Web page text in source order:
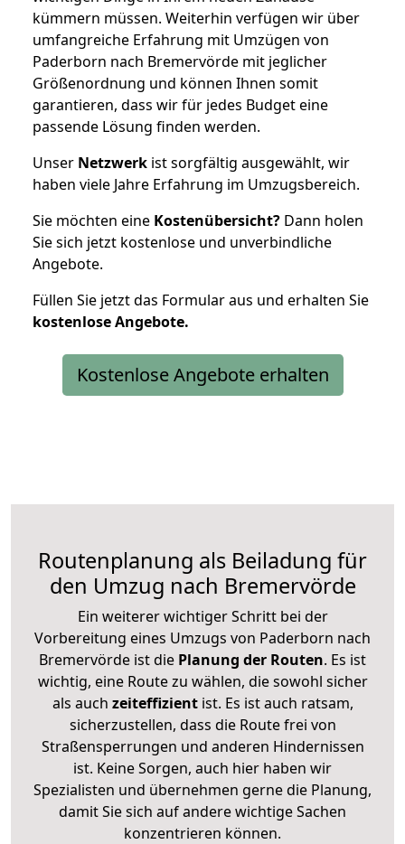
kümmern müssen. Weiterhin verfügen wir über
umfangreiche Erfahrung mit Umzügen von
Paderborn nach Bremervörde mit jeglicher
Größenordnung und können Ihnen somit
garantieren, dass wir für jedes Budget eine
passende Lösung finden werden.
Unser Netzwerk ist sorgfältig ausgewählt, wir
haben viele Jahre Erfahrung im Umzugsbereich.
Sie möchten eine Kostenübersicht? Dann holen
Sie sich jetzt kostenlose und unverbindliche
Angebote.
Füllen Sie jetzt das Formular aus und erhalten Sie
kostenloseAngebote.
Kostenlose Angebote erhalten
Routenplanung als Beiladung für
den Umzug nach Bremervörde
Ein weiterer wichtiger Schritt bei der
Vorbereitung eines Umzugs von Paderborn nach
Bremervörde ist die Planung der Routen. Es ist
wichtig, eine Route zu wählen, die sowohl sicher
als auch zeiteffizientist. Es ist auch ratsam,
sicherzustellen, dass die Route frei von
Straßensperrungen und anderen Hindernissen
ist. Keine Sorgen, auch hier haben wir
Spezialisten und übernehmen gerne die Planung,
damit Sie sich auf andere wichtige Sachen
konzentrieren können.